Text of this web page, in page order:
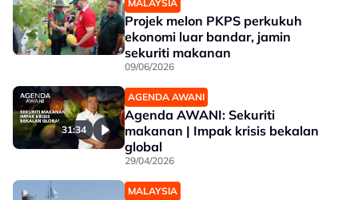
MALAYSIA
Projek melon PKPS perkukuh
ekonomi luar bandar, jamin
sekuriti makanan
09/06/2026
31:34
AGENDA AWANI
Agenda AWANI: Sekuriti
makanan | Impak krisis bekalan
global
29/04/2026
MALAYSIA